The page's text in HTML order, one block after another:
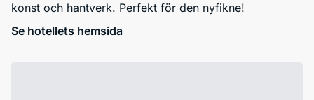
konst och hantverk. Perfekt för den nyfikne!
Se hotellets hemsida